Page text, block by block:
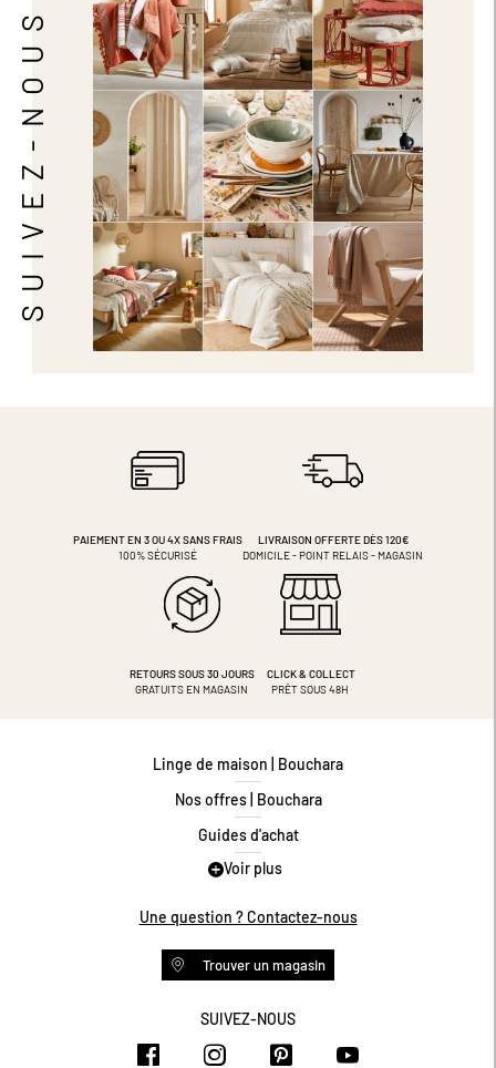
SUIVEZ-NOUS
PAIEMENT EN 3 OU 4XSANS FRAIS
100% SÉCURISÉ
LIVRAISON OFFERTE DÈS 120€
DOMICILE - POINT RELAIS - MAGASIN
RETOURS SOUS 30 JOURS
GRATUITS EN MAGASIN
CLICK & COLLECT
PRÊT SOUS 48H
Linge de maison | Bouchara
Nos offres | Bouchara
Guides d'achat
Guide des tailles
Programme de fidélité
Conditions des offres
Livraison et retours
Voir plus
Une question ? Contactez-nous
Trouver un magasin
SUIVEZ-NOUS
https://www.facebook.com/
https://https://